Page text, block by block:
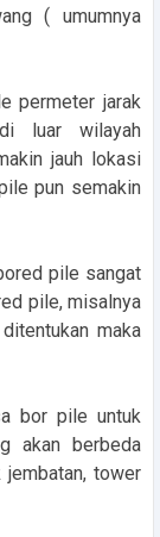
( umumnya
permeter jarak
luar wilayah
jauh lokasi
pun semakin
pile sangat
pile, misalnya
maka
bor pile untuk
akan berbeda
jembatan, tower